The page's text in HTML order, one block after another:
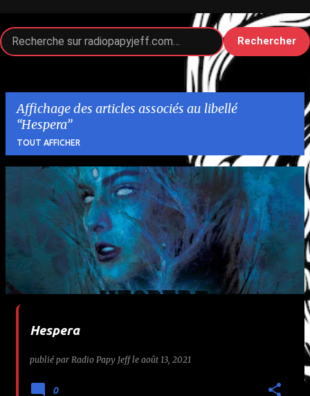
Rechercher
Affichage des articles associés au libellé
Hespera
TOUT AFFICHER
c
Hespera
publié par Radio Papy Jeff le août 13, 2021
0